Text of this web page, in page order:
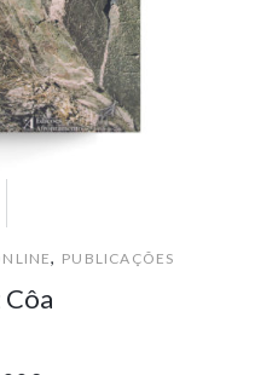
, PUBLICAÇÕES
Côa